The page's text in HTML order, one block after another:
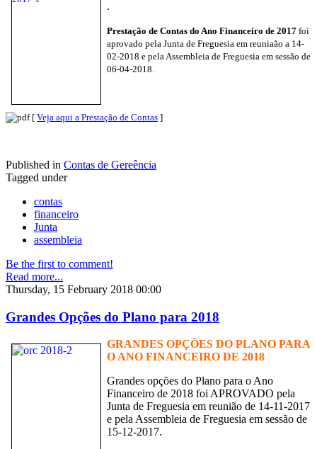
.
Prestação de Contas do Ano Financeiro de 2017 foi
aprovado pela Junta de Freguesia em reuniaão a 14-
02-2018 e pela Assembleia de Freguesia em sessão de
06-04-2018.
[ Veja aqui a Prestação de Contas ]
Published in Contas de Gereência
Tagged under
contas
financeiro
Junta
assembleia
Be the first to comment!
Read more...
Thursday, 15 February 2018 00:00
Grandes Opções do Plano para 2018
GRANDES OPÇÕES DO PLANO PARA
O ANO FINANCEIRO DE 2018
Grandes opções do Plano para o Ano
Financeiro de 2018 foi APROVADO pela
Junta de Freguesia em reunião de 14-11-2017
e pela Assembleia de Freguesia em sessão de
15-12-2017.